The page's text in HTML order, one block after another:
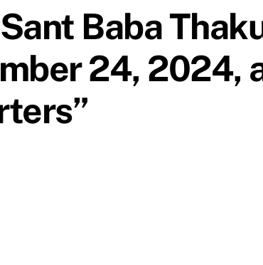
Baba
24, 2024,